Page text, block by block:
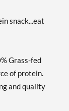
snack...eat
Grass-fed
of protein.
and quality